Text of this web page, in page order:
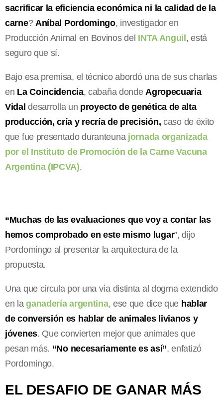
sacrificar la eficiencia económica ni la calidad de la
carne? Aníbal Pordomingo, investigador en
Producción Animal en Bovinos del INTA Anguil, está
seguro que sí.
Bajo esa premisa, el técnico abordó una de sus charlas
en La Coincidencia, cabaña donde Agropecuaria
Vidal desarrolla un proyecto de genética de alta
producción, cría y recría de precisión,caso de éxito
que fue presentado duranteuna jornada organizada
por el Instituto de Promoción de la Carne Vacuna
Argentina (IPCVA).
“Muchas de las evaluaciones que voy a contar las
hemos comprobado en este mismo lugar”, dijo
Pordomingo al presentar la arquitectura de la
propuesta.
Una que circula por una vía distinta al dogma extendido
en laganadería argentina, ese que dice que hablar
de conversión es hablar de animales livianos y
jóvenes. Que convierten mejor que animales que
pesan más. “No necesariamente es así”, enfatizó
Pordomingo.
EL DESAFIO DE GANAR MÁS